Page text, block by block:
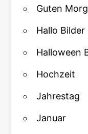
Guten
Hallo Bilder
Halloween
Hochzeit
Jahrestag
Januar